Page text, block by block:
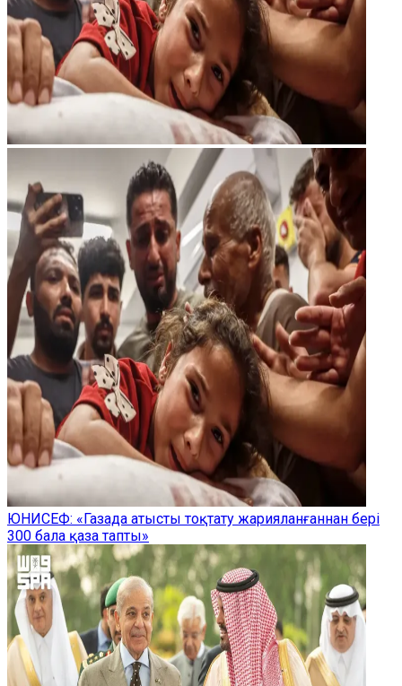
ЮНИСЕФ: «Газада атысты тоқтату жарияланғаннан бері
300 бала қаза тапты»